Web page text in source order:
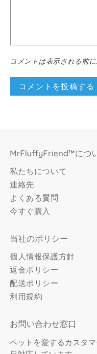
コメントは表示される前
MrFluffyFriend™につ
私たちについて
連絡先
よくある質問
今すぐ購入
当社のポリシー
個人情報保護方針
返金ポリシー
配送ポリシー
利用規約
お問い合わせ窓口
ペットを愛するカスタ